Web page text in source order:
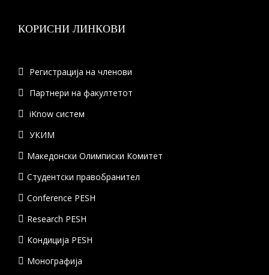
КОРИСНИ ЛИНКОВИ
Регистрација на членови
Партнери на факултетот
iKnow систем
УКИМ
Македонски Олимписки Комитет
Студентски правобранител
Conference PESH
Research PESH
Кондиција PESH
Монографија